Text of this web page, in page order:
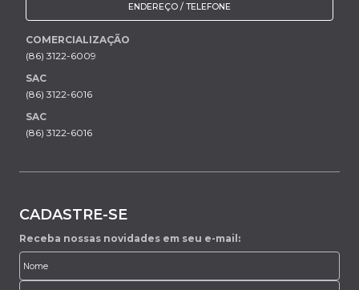
ENDEREÇO / TELEFONE
COMERCIALIZAÇÃO
(86) 3122-6009
SAC
(86) 3122-6016
SAC
(86) 3122-6016
CADASTRE-SE
Receba nossas novidades em seu e-mail: